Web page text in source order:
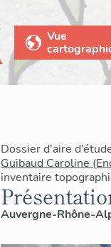
Vue
Dossier d’aire
Guibaud Caroline
inventaire
Auvergne-Rhône-